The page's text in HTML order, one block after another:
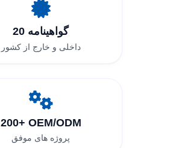
20 گواهینامه
داخلی و خارج از کشور
200+ OEM/ODM
پروژه های موفق